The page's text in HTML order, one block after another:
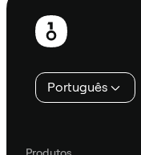
Rodapé
Português